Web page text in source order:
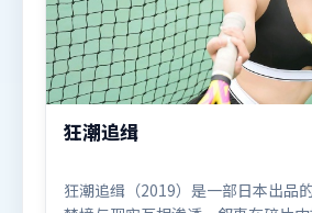
狂潮追缉
狂潮追缉（2019）是一部日本出品